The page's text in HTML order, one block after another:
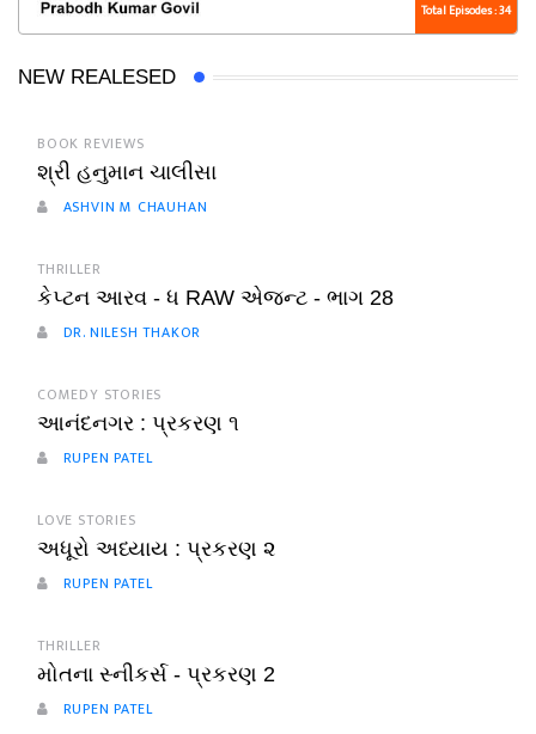
Total Episodes : 34
NEW REALESED
BOOK REVIEWS
શ્રી હનુમાન ચાલીસા
ASHVIN M CHAUHAN
THRILLER
કેપ્ટન આરવ - ધ RAW એજન્ટ - ભાગ 28
DR. NILESH THAKOR
COMEDY STORIES
આનંદનગર : પ્રકરણ ૧
RUPEN PATEL
LOVE STORIES
અધૂરો અધ્યાય : પ્રકરણ ૨
RUPEN PATEL
THRILLER
મોતના સ્નીકર્સ - પ્રકરણ 2
RUPEN PATEL